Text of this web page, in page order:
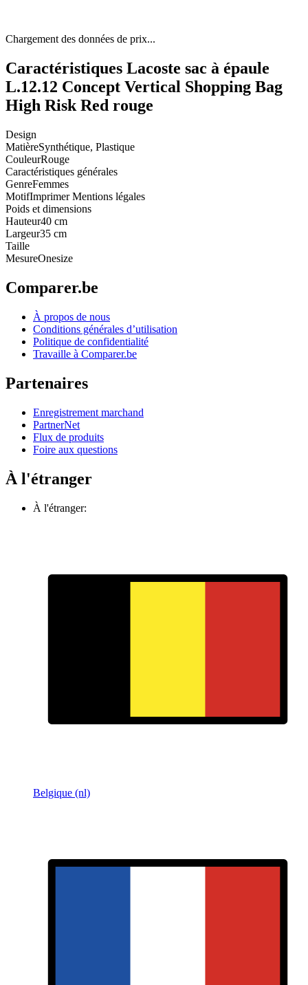
Chargement des données de prix...
Caractéristiques Lacoste sac à épaule
L.12.12 Concept Vertical Shopping Bag
High Risk Red rouge
Design
MatièreSynthétique, Plastique
CouleurRouge
Caractéristiques générales
GenreFemmes
MotifImprimer Mentions légales
Poids et dimensions
Hauteur40 cm
Largeur35 cm
Taille
MesureOnesize
Comparer.be
À propos de nous
Conditions générales d’utilisation
Politique de confidentialité
Travaille à Comparer.be
Partenaires
Enregistrement marchand
PartnerNet
Flux de produits
Foire aux questions
À l'étranger
À l'étranger:
Belgique (nl)